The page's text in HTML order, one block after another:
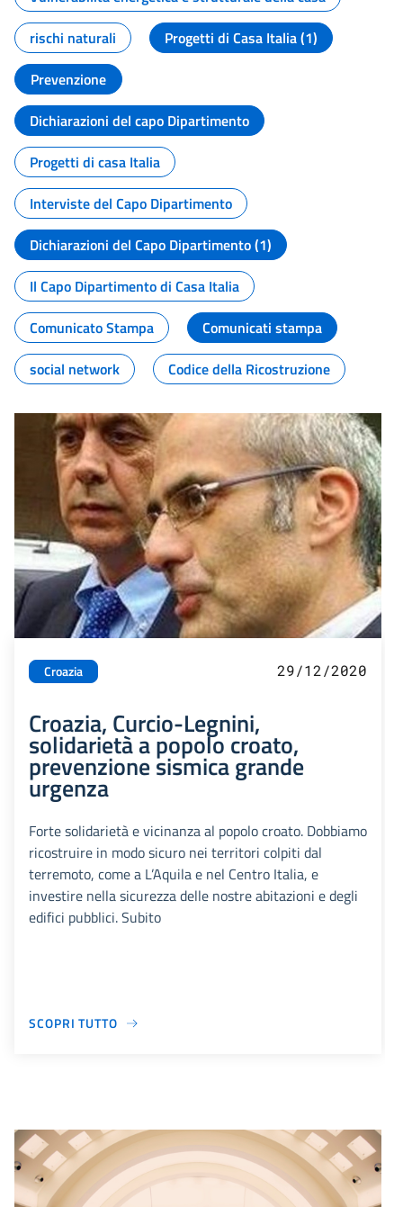
rischi naturali
Progetti di Casa Italia (1)
Prevenzione
Dichiarazioni del capo Dipartimento
Progetti di casa Italia
Interviste del Capo Dipartimento
Dichiarazioni del Capo Dipartimento (1)
Il Capo Dipartimento di Casa Italia
Comunicato Stampa
Comunicati stampa
social network
Codice della Ricostruzione
Croazia 29/12/2020
Croazia, Curcio-Legnini,
solidarietà a popolo croato,
prevenzione sismica grande
urgenza
Forte solidarietà e vicinanza al popolo croato. Dobbiamo
ricostruire in modo sicuro nei territori colpiti dal
terremoto, come a L’Aquila e nel Centro Italia, e
investire nella sicurezza delle nostre abitazioni e degli
edifici pubblici. Subito
SCOPRI TUTTO